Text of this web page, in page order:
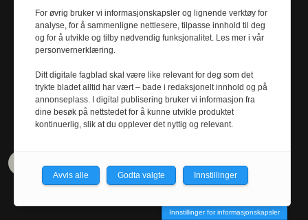
Journalist
KRISTOFFER RAMSØY FREDRIKSEN
universitetsavisa.no
Tel. 480 55 655
Innstillinger for informasjonskapsler
For øvrig bruker vi informasjonskapsler og lignende verktøy for
analyse, for å sammenligne nettlesere, tilpasse innhold til deg
og for å utvikle og tilby nødvendig funksjonalitet. Les mer i vår
personvernerklæring.
Ditt digitale fagblad skal være like relevant for deg som det
trykte bladet alltid har vært – bade i redaksjonelt innhold og på
annonseplass. I digital publisering bruker vi informasjon fra
dine besøk på nettstedet for å kunne utvikle produktet
kontinuerlig, slik at du opplever det nyttig og relevant.
Avvis alle Godta valgte Innstillinger